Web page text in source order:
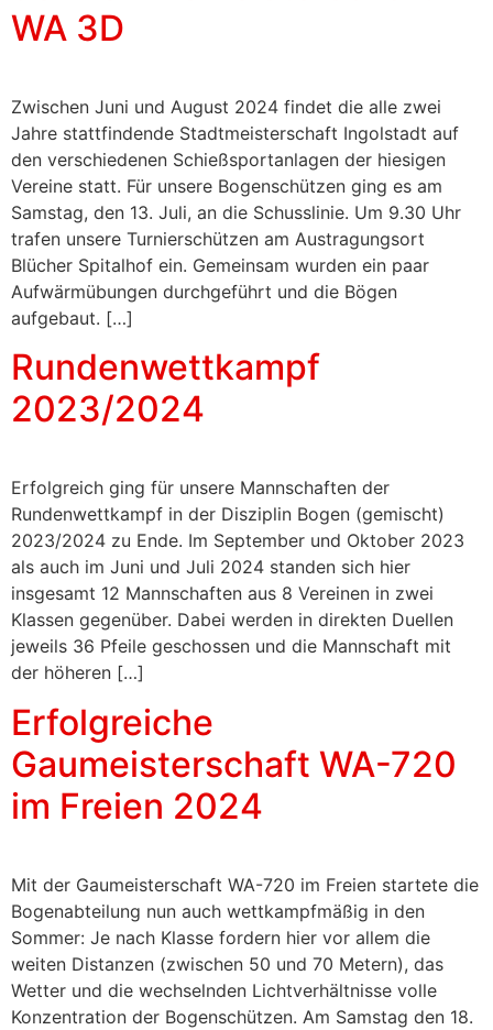
WA 3D
Zwischen Juni und August 2024 findet die alle zwei
Jahre stattfindende Stadtmeisterschaft Ingolstadt auf
den verschiedenen Schießsportanlagen der hiesigen
Vereine statt. Für unsere Bogenschützen ging es am
Samstag, den 13. Juli, an die Schusslinie. Um 9.30 Uhr
trafen unsere Turnierschützen am Austragungsort
Blücher Spitalhof ein. Gemeinsam wurden ein paar
Aufwärmübungen durchgeführt und die Bögen
aufgebaut. […]
Rundenwettkampf
2023/2024
Erfolgreich ging für unsere Mannschaften der
Rundenwettkampf in der Disziplin Bogen (gemischt)
2023/2024 zu Ende. Im September und Oktober 2023
als auch im Juni und Juli 2024 standen sich hier
insgesamt 12 Mannschaften aus 8 Vereinen in zwei
Klassen gegenüber. Dabei werden in direkten Duellen
jeweils 36 Pfeile geschossen und die Mannschaft mit
der höheren […]
Erfolgreiche
Gaumeisterschaft WA-720
im Freien 2024
Mit der Gaumeisterschaft WA-720 im Freien startete die
Bogenabteilung nun auch wettkampfmäßig in den
Sommer: Je nach Klasse fordern hier vor allem die
weiten Distanzen (zwischen 50 und 70 Metern), das
Wetter und die wechselnden Lichtverhältnisse volle
Konzentration der Bogenschützen. Am Samstag den 18.